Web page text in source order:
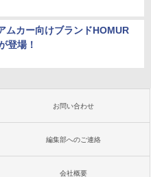
ムカー向けブランドHOMUR
登場！
お問い合わせ
編集部へのご連絡
会社概要